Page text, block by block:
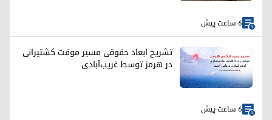
6 ساعت پیش
تشریح ابعاد حقوقی مسیر موقت کشتیرانی
در هرمز توسط غریب‌آبادی
6 ساعت پیش